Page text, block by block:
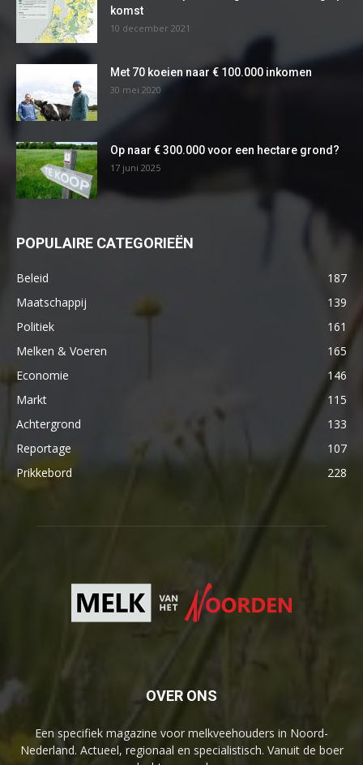
komst
10 december 2021
Met 70 koeien naar € 100.000 inkomen
30 mei 2020
Op naar € 300.000 voor een hectare grond?
17 juni 2025
POPULAIRE CATEGORIEËN
Beleid
187
Maatschappij
139
Politiek
161
Melken & Voeren
165
Economie
146
Markt
115
Achtergrond
133
Reportage
107
Prikkebord
228
OVER ONS
Een specifiek magazine voor melkveehouders in Noord-
Nederland. Actueel, regionaal en specialistisch. Vanuit de boer